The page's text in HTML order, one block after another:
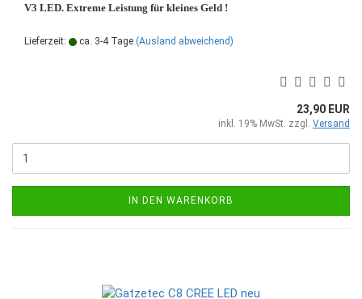
V3 LED. Extreme Leistung für kleines Geld !
Lieferzeit: ca. 3-4 Tage (Ausland abweichend)
23,90 EUR
inkl. 19% MwSt. zzgl. Versand
IN DEN WARENKORB